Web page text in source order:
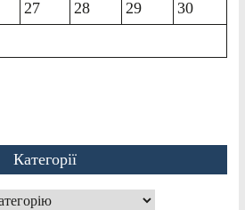
27 28 29
30
Категорії